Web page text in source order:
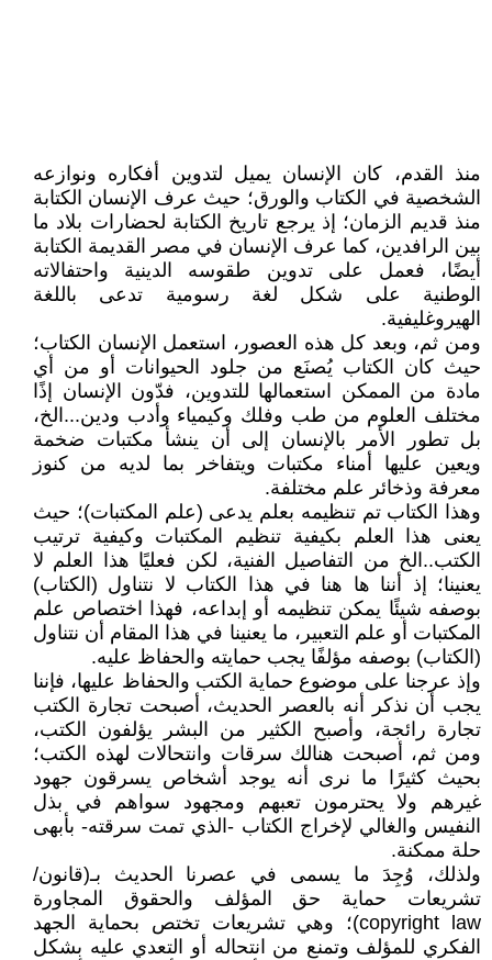
منذ القدم، كان الإنسان يميل لتدوين أفكاره ونوازعه
الشخصية في الكتاب والورق؛ حيث عرف الإنسان الكتابة
منذ قديم الزمان؛ إذ يرجع تاريخ الكتابة لحضارات بلاد ما
بين الرافدين، كما عرف الإنسان في مصر القديمة الكتابة
أيضًا، فعمل على تدوين طقوسه الدينية واحتفالاته
الوطنية على شكل لغة رسومية تدعى باللغة
الهيروغليفية.
ومن ثم، وبعد كل هذه العصور، استعمل الإنسان الكتاب؛
حيث كان الكتاب يُصنَع من جلود الحيوانات أو من أي
مادة من الممكن استعمالها للتدوين، فدّون الإنسان إذًا
مختلف العلوم من طب وفلك وكيمياء وأدب ودين...الخ،
بل تطور الأمر بالإنسان إلى أن ينشأ مكتبات ضخمة
ويعين عليها أمناء مكتبات ويتفاخر بما لديه من كنوز
معرفة وذخائر علم مختلفة.
وهذا الكتاب تم تنظيمه بعلم يدعى (علم المكتبات)؛ حيث
يعنى هذا العلم بكيفية تنظيم المكتبات وكيفية ترتيب
الكتب..الخ من التفاصيل الفنية، لكن فعليًا هذا العلم لا
يعنينا؛ إذ أننا ها هنا في هذا الكتاب لا نتناول (الكتاب)
بوصفه شيئًا يمكن تنظيمه أو إبداعه، فهذا اختصاص علم
المكتبات أو علم التعبير، ما يعنينا في هذا المقام أن نتناول
(الكتاب) بوصفه مؤلفًا يجب حمايته والحفاظ عليه.
وإذ عرجنا على موضوع حماية الكتب والحفاظ عليها، فإننا
يجب أن نذكر أنه بالعصر الحديث، أصبحت تجارة الكتب
تجارة رائجة، وأصبح الكثير من البشر يؤلفون الكتب،
ومن ثم، أصبحت هنالك سرقات وانتحالات لهذه الكتب؛
بحيث كثيرًا ما نرى أنه يوجد أشخاص يسرقون جهود
غيرهم ولا يحترمون تعبهم ومجهود سواهم في بذل
النفيس والغالي لإخراج الكتاب -الذي تمت سرقته- بأبهى
حلة ممكنة.
ولذلك، وُجِدَ ما يسمى في عصرنا الحديث بـ(قانون/
تشريعات حماية حق المؤلف والحقوق المجاورة
copyright law)؛ وهي تشريعات تختص بحماية الجهد
الفكري للمؤلف وتمنع من انتحاله أو التعدي عليه بشكل